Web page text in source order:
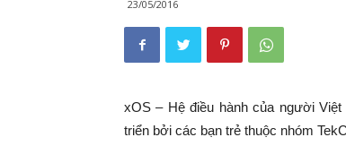
23/05/2016
xOS – Hệ điều hành của người
triển bởi các bạn trẻ thuộc nhóm